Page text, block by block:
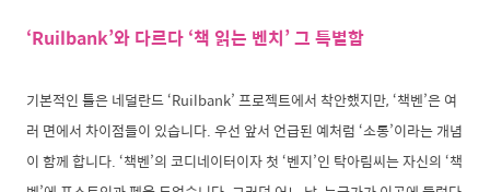
‘Ruilbank’와 다르다 ‘책 읽는 벤치’ 그 특별함
기본적인 틀은 네덜란드 ‘Ruilbank’ 프로젝트에서 착안했지만, ‘책벤’은 여
러 면에서 차이점들이 있습니다. 우선 앞서 언급된 예처럼 ‘소통’이라는 개념
이 함께 합니다. ‘책벤’의 코디네이터이자 첫 ‘벤지’인 탁아림씨는 자신의 ‘책